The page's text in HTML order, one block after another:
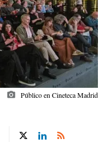
photo_camera Público en Cineteca Madrid